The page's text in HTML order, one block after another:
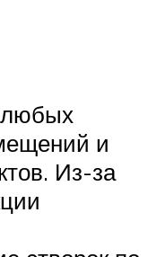
любых
и
Из-за